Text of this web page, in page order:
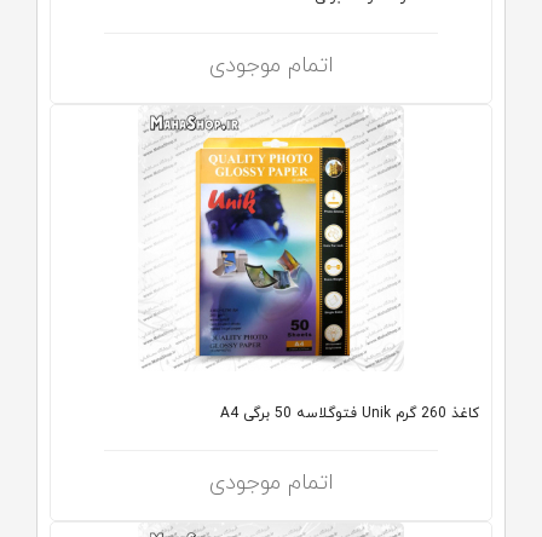
اتمام موجودی
کاغذ 260 گرم Unik فتوگلاسه 50 برگی A4
اتمام موجودی